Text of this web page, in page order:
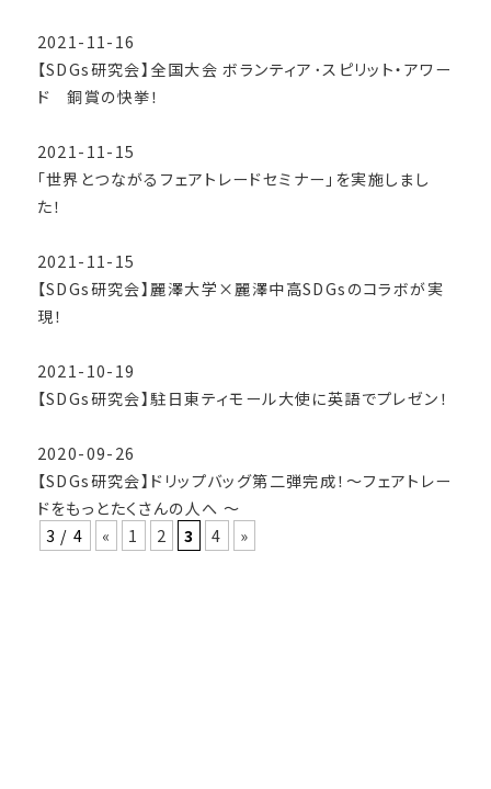
2021-11-16
【SDGs研究会】全国大会 ボランティア･スピリット・アワー
ド 銅賞の快挙！
2021-11-15
「世界とつながるフェアトレードセミナー」を実施しまし
た！
2021-11-15
【SDGs研究会】麗澤大学×麗澤中高SDGsのコラボが実
現！
2021-10-19
【SDGs研究会】駐日東ティモール大使に英語でプレゼン！
2020-09-26
【SDGs研究会】ドリップバッグ第二弾完成！〜フェアトレー
ドをもっとたくさんの人へ 〜
3 / 4
« 1 2 3 4 »